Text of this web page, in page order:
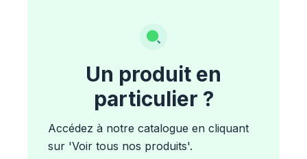
Un produit en
particulier ?
Accédez à notre catalogue en cliquant
sur 'Voir tous nos produits'.